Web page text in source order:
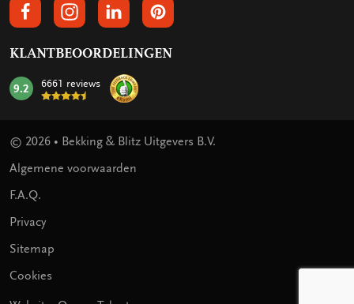
VOLGS ONS OP FACEBOOK
VOLG ONS OP INSTAGRAM
VOLG ONS OP LINKEDIN
VOLG ONS OP PINTEREST
KLANTBEOORDELINGEN
mark:
9.2 6661 reviews
© 2026 • Bekking & Blitz Uitgevers B.V.
Algemene voorwaarden
F.A.Q.
Privacy
Sitemap
Cookies